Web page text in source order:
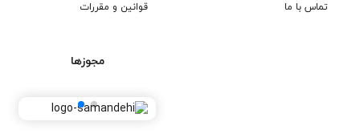
تماس با ما قوانین و مقررات
مجوزها